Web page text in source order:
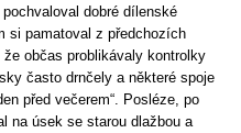
dobré dílenské
si pamatoval z předchozích
občas problikávaly kontrolky
často drnčely a některé spoje
před večerem“. Posléze, po
na úsek se starou dlažbou a